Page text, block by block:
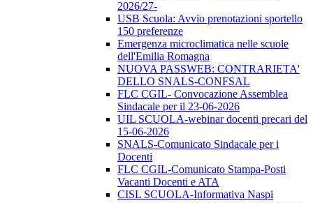
2026/27-
USB Scuola: Avvio prenotazioni sportello
150 preferenze
Emergenza microclimatica nelle scuole
dell'Emilia Romagna
NUOVA PASSWEB: CONTRARIETA'
DELLO SNALS-CONFSAL
FLC CGIL- Convocazione Assemblea
Sindacale per il 23-06-2026
UIL SCUOLA-webinar docenti precari del
15-06-2026
SNALS-Comunicato Sindacale per i
Docenti
FLC CGIL-Comunicato Stampa-Posti
Vacanti Docenti e ATA
CISL SCUOLA-Informativa Naspi